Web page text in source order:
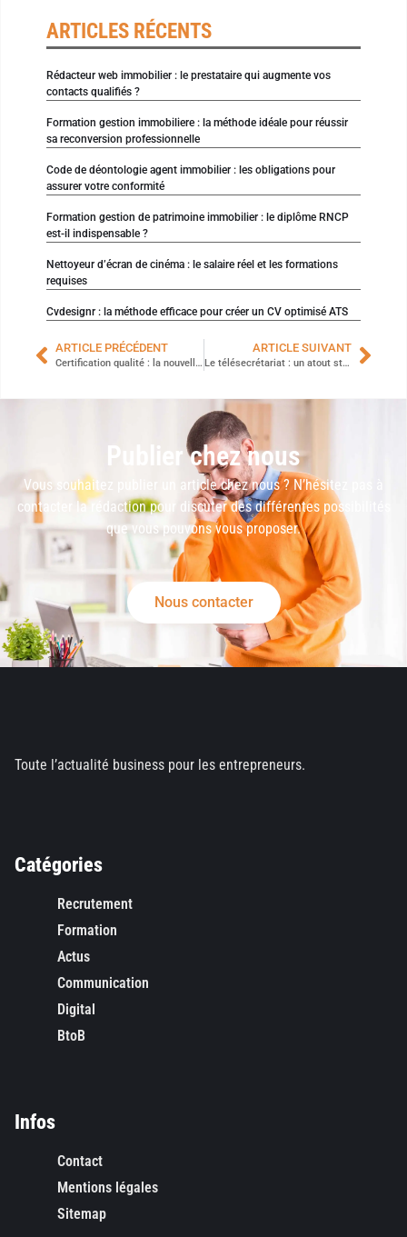
ARTICLES RÉCENTS
Rédacteur web immobilier : le prestataire qui augmente vos
contacts qualifiés ?
Formation gestion immobiliere : la méthode idéale pour réussir
sa reconversion professionnelle
Code de déontologie agent immobilier : les obligations pour
assurer votre conformité
Formation gestion de patrimoine immobilier : le diplôme RNCP
est-il indispensable ?
Nettoyeur d’écran de cinéma : le salaire réel et les formations
requises
Cvdesignr : la méthode efficace pour créer un CV optimisé ATS
ARTICLE PRÉCÉDENT
Certification qualité : la nouvelle révolution dans le monde de la formation
ARTICLE SUIVANT
Le télésecrétariat : un atout stratégique pour libérer les entrepreneurs de la gestion administrative ?
Publier chez nous
Vous souhaitez publier un article chez nous ? N’hésitez pas à
contacter la rédaction pour discuter des différentes possibilités
que vous pouvons vous proposer.
Nous contacter
Toute l’actualité business pour les entrepreneurs.
Catégories
Recrutement
Formation
Actus
Communication
Digital
BtoB
Infos
Contact
Mentions légales
Sitemap